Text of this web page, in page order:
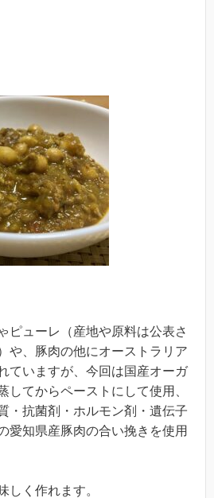
ピューレ（産地や原料は公表さ
や、豚肉の他にオーストラリア
ていますが、今回は国産オーガ
してからペーストにして使用、
・抗菌剤・ホルモン剤・遺伝子
愛知県産豚肉の合い挽きを使用
しく作れます。